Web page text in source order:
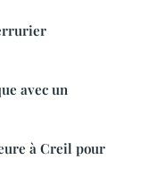
avec un
à Creil pour